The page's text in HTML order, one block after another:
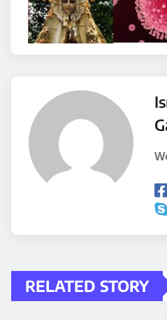
RELATED STORY